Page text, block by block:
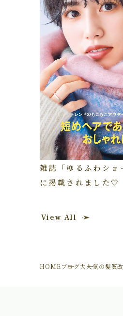
雑誌「ゆるふわシ
に掲載されました🤍
View All
HOMEブログ大人気の髪質